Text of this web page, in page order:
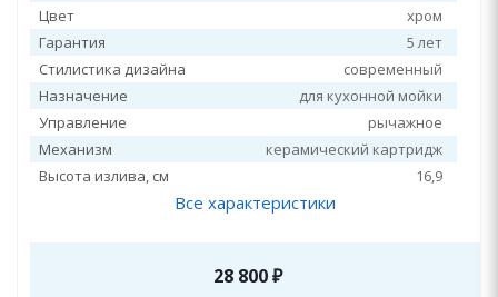
Цвет
хром
Гарантия
5 лет
Стилистика дизайна
современный
Назначение
для кухонной мойки
Управление
рычажное
Механизм
керамический картридж
Высота излива, см
16,9
Все характеристики
28 800₽